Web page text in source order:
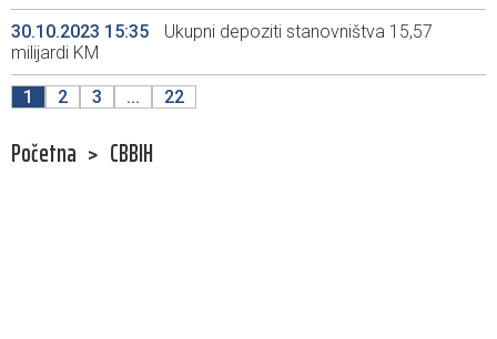
30.10.2023 15:35
Ukupni depoziti stanovništva 15,57
milijardi KM
1 2 3 ... 22
Početna > CBBIH